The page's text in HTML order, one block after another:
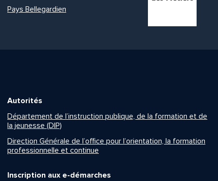
Pays Bellegardien
Autorités
Département de l’instruction publique, de la formation et de
la jeunesse (DIP)
Direction Générale de l’office pour l’orientation, la formation
professionnelle et continue
Inscription aux e-démarches